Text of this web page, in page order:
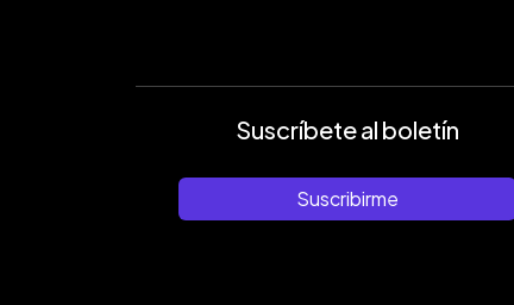
Suscríbete al boletín
Suscribirme